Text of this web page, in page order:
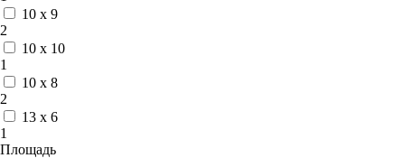
10 x 9
2
10 x 10
1
10 x 8
2
13 x 6
1
Площадь